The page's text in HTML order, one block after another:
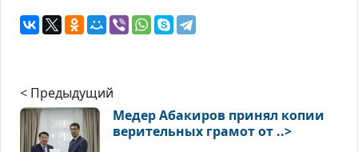
< Предыдущий
Медер Абакиров принял копии
верительных грамот от ..>